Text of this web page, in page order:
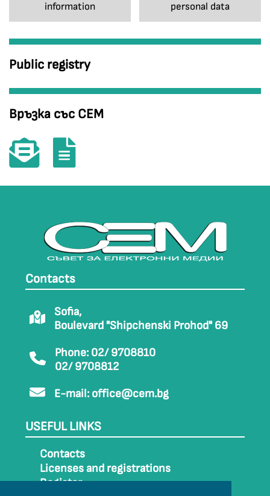
information
personal data
Public registry
Връзка със СЕМ
Contacts
Sofia,
Boulevard "Shipchenski Prohod" 69
Phone: 02/ 9708810
02/ 9708812
E-mail: office@cem.bg
USEFUL LINKS
Contacts
Licenses and registrations
Register